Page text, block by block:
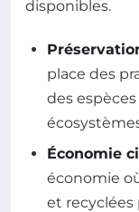
disponibles.
place des
des
Économie
économie
et recyclées